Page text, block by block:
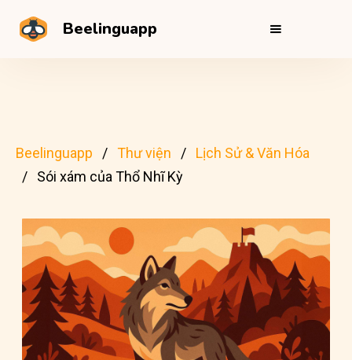
Beelinguapp
Beelinguapp Thư viện
Lịch Sử & Văn Hóa
Sói xám của Thổ Nhĩ Kỳ